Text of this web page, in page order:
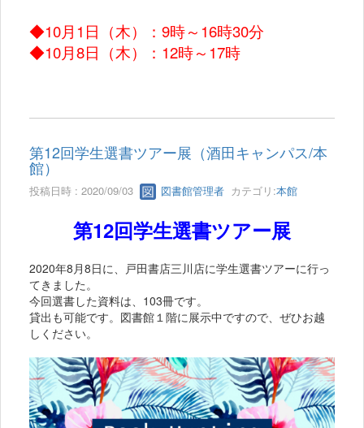
◆10月1日（木）：9時～16時30分
◆10月8日（木）： 12時～17時
第12回学生選書ツアー展（酒田キャンパス/本
館）
投稿日時 : 2020/09/03 図書館管理者 カテゴリ:本館
第12回学生選書ツアー展
2020年8月8日に、戸田書店三川店に学生選書ツアーに行っ
てきました。
今回選書した資料は、103冊です。
貸出も可能です。図書館１階に展示中ですので、ぜひお越
しください。